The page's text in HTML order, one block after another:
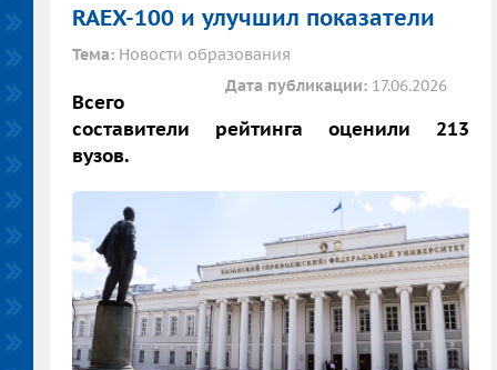
RAEX-100 и улучшил показатели
Тема: Новости образования
Дата публикации: 17.06.2026
Всего
составители рейтинга оценили 213
вузов.